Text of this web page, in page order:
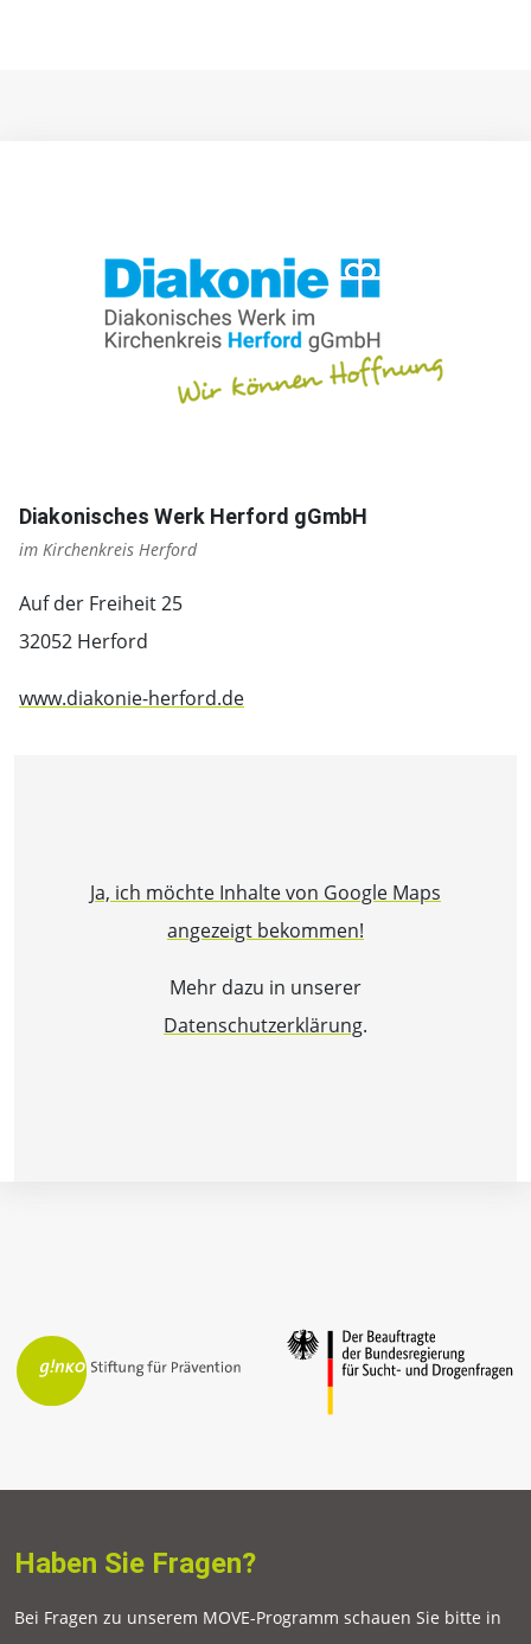
Diakonisches Werk Herford gGmbH
im Kirchenkreis Herford
Auf der Freiheit 25
32052 Herford
www.diakonie-herford.de
Ja, ich möchte Inhalte von Google Maps
angezeigt bekommen!
Mehr dazu in unserer
Datenschutzerklärung.
Haben Sie Fragen?
Bei Fragen zu unserem MOVE-Programm schauen Sie bitte in